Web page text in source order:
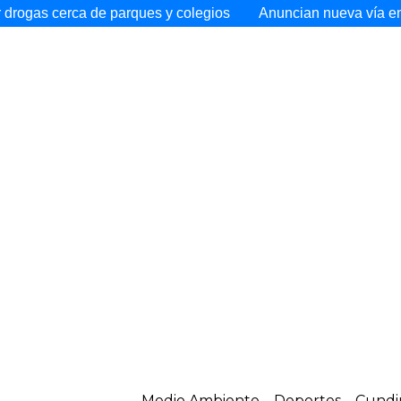
parques y colegios Anuncian nueva vía entre Cajicá y